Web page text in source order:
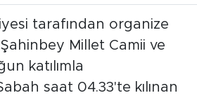
tarafından organize
Millet Camii ve
katılımla
saat 04.33'te kılınan